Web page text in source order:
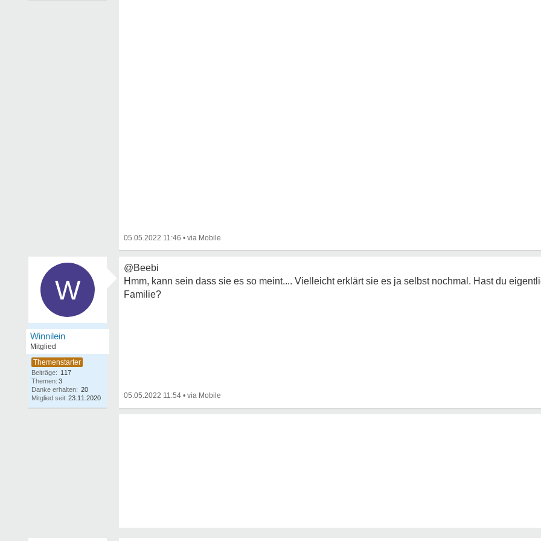
05.05.2022 11:46 •
W
Winnilein
Mitglied
Beiträge: 117
Themen: 3
Danke erhalten: 20
Mitglied seit: 23.11.2020
@Beebi
Hmm, kann sein dass sie es so meint.... Vielleicht erklärt sie es ja selbst nochmal. Hast du
Familie?
05.05.2022 11:54 •